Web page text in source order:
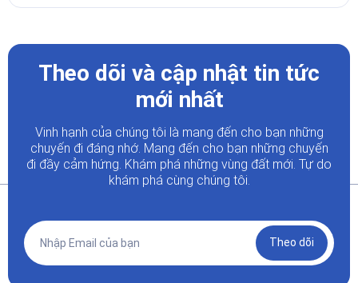
Theo dõi và cập nhật tin tức
mới nhất
Vinh hạnh của chúng tôi là mang đến cho bạn những
chuyến đi đáng nhớ. Mang đến cho bạn những chuyến
đi đầy cảm hứng. Khám phá những vùng đất mới. Tự do
khám phá cùng chúng tôi.
Theo dõi